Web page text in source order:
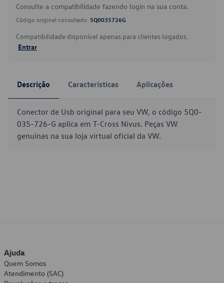
Consulte a compatibilidade fazendo login na sua conta.
Código original consultado: 5Q0035726G
Compatibilidade disponível apenas para clientes logados.
Entrar
Descrição Características Aplicações
Conector de Usb original para seu VW, o código 5Q0-
035-726-G aplica em T-Cross Nivus. Peças VW
genuínas na sua loja virtual oficial da VW.
Ajuda
Quem Somos
Atendimento (SAC)